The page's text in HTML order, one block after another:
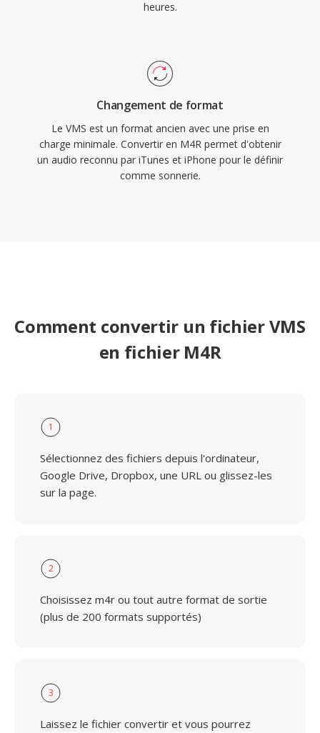
heures.
Changement de format
Le VMS est un format ancien avec une prise en
charge minimale. Convertir en M4R permet d'obtenir
un audio reconnu par iTunes et iPhone pour le définir
comme sonnerie.
Comment convertir un fichier VMS
en fichier M4R
1
Sélectionnez des fichiers depuis l'ordinateur,
Google Drive, Dropbox, une URL ou glissez-les
sur la page.
2
Choisissez m4r ou tout autre format de sortie
(plus de 200 formats supportés)
3
Laissez le fichier convertir et vous pourrez